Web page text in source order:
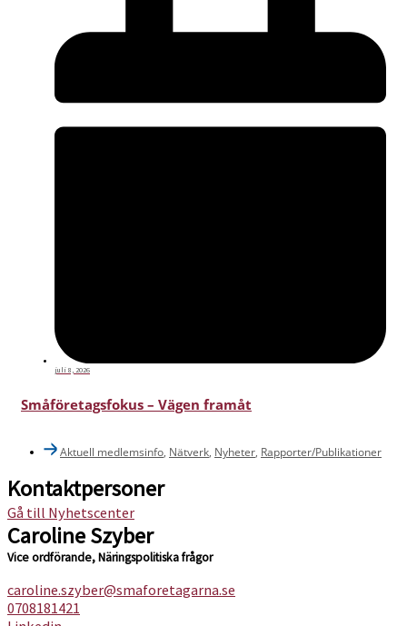
juli 8, 2026
Småföretagsfokus – Vägen framåt
Aktuell medlemsinfo, Nätverk, Nyheter, Rapporter/Publikationer
Kontaktpersoner
Gå till Nyhetscenter
Caroline Szyber
Vice ordförande, Näringspolitiska frågor
caroline.szyber@smaforetagarna.se
0708181421